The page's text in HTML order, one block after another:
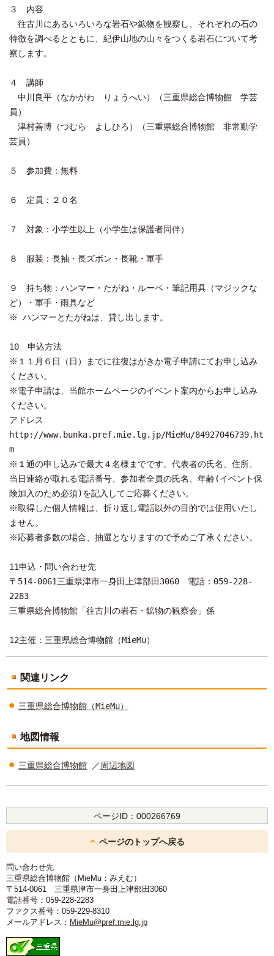
３ 内容
往古川にあるいろいろな岩石や鉱物を観察し、それぞれの石の
特徴を調べるとともに、紀伊山地の山々をつくる岩石について考
察します。
４ 講師
中川良平（なかがわ りょうへい）（三重県総合博物館 学芸
員）
津村善博（つむら よしひろ）（三重県総合博物館 非常勤学
芸員）
５ 参加費：無料
６ 定員：２０名
７ 対象：小学生以上（小学生は保護者同伴）
８ 服装：長袖・長ズボン・長靴・軍手
９ 持ち物：ハンマー・たがね・ルーペ・筆記用具（マジックな
ど）・軍手・雨具など
※ ハンマーとたがねは、貸し出します。
10 申込方法
※１１月６日（日）までに往復はがきか電子申請にてお申し込み
ください。
※電子申請は、当館ホームページのイベント案内からお申し込み
ください。
アドレス
http://www.bunka.pref.mie.lg.jp/MieMu/84927046739.ht
m
※１通の申し込みで最大４名様までです。代表者の氏名、住所、
当日連絡が取れる電話番号、参加者全員の氏名、年齢(イベント保
険加入のため必須)を記入してご応募ください。
※取得した個人情報は、折り返し電話以外の目的では使用いたし
ません。
※応募者多数の場合、抽選となりますので予めご了承ください。
11申込・問い合わせ先
〒514-0061三重県津市一身田上津部田3060 電話：059-228-
2283
三重県総合博物館「往古川の岩石・鉱物の観察会」係
12主催：三重県総合博物館（MieMu）
関連リンク
三重県総合博物館（MieMu）
地図情報
三重県総合博物館 ／周辺地図
ページID： 000266769
ページのトップへ戻る
問い合わせ先
三重県総合博物館（MieMu：みえむ）
〒514-0061 三重県津市一身田上津部田3060
電話番号：059-228-2283
ファクス番号：059-229-8310
メールアドレス： MieMu@pref.mie.lg.jp